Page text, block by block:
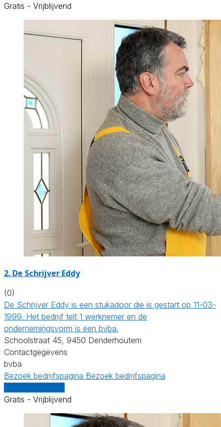
Gratis - Vrijblijvend
2. De Schrijver Eddy
(0)
De Schrijver Eddy is een stukadoor die is gestart op 11-03-
1999. Het bedrijf telt 1 werknemer en de
ondernemingsvorm is een bvba.
Schoolstraat 45, 9450 Denderhoutem
Contactgegevens
bvba
Bezoek bedrijfspagina Bezoek bedrijfspagina
Gratis - Vrijblijvend